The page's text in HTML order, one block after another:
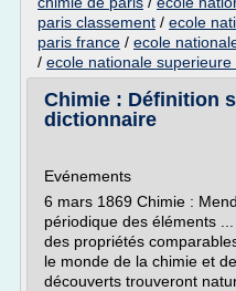
paris classement / ecole
paris france / ecole
/ ecole nationale
Chimie : Définition
dictionnaire
Evénements
6 mars 1869 Chimie :
périodique des éléments
des propriétés
le monde de la chimie et
découverts trouveront